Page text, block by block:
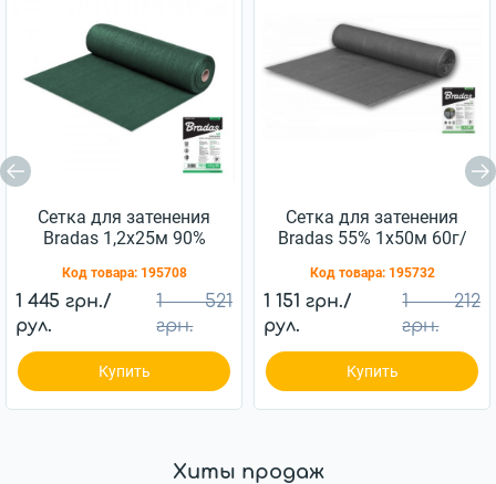
Сетка для затенения
Bradas 1,2х25м 90%
CO13512025GR)
Код товара: 195708
1 445 грн./
рул.
1 521
грн.
Купить
Сетка для затенения
Bradas 55% 1х50м 60г/
Код товара: 195732
1 151 грн./
рул.
1 212
грн.
Купить
Хиты продаж